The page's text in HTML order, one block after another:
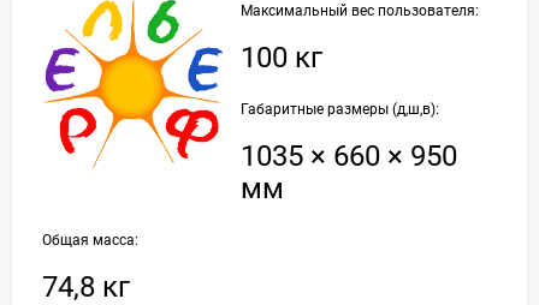
Максимальный вес пользователя:
100 кг
Габаритные размеры (д,ш,в):
1035 × 660 × 950
мм
Общая масса:
74,8 кг